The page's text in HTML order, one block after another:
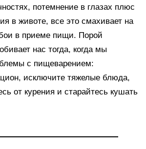
потемнение в глазах плюс
в животе, все это смахивает на
в приеме пищи. Порой
нас тогда, когда мы
с пищеварением:
исключите тяжелые блюда,
от курения и старайтесь кушать